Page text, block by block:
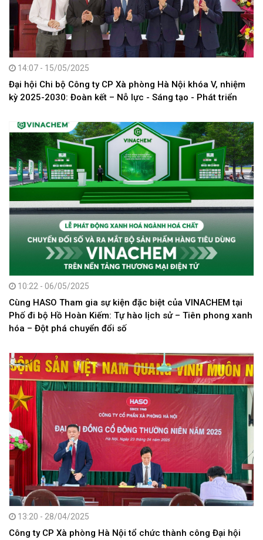
14:07 - 15/05/2025
Đại hội Chi bộ Công ty CP Xà phòng Hà Nội khóa V, nhiệm
kỳ 2025-2030: Đoàn kết – Nỗ lực - Sáng tạo - Phát triển
10:22 - 06/05/2025
Cùng HASO Tham gia sự kiện đặc biệt của VINACHEM tại
Phố đi bộ Hồ Hoàn Kiếm: Tự hào lịch sử – Tiên phong xanh
hóa – Đột phá chuyển đổi số
13:20 - 28/04/2025
Công ty CP Xà phòng Hà Nội tổ chức thành công Đại hội